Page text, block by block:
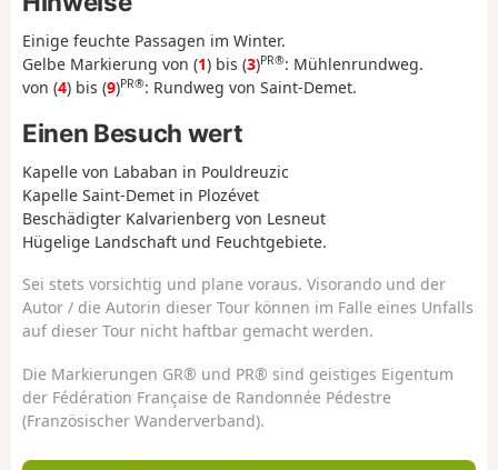
Einige feuchte Passagen im Winter.
Gelbe Markierung von (1) bis (3)PR®: Mühlenrundweg.
von (4) bis (9)PR®: Rundweg von Saint-Demet.
Einen Besuch wert
Kapelle von Lababan in Pouldreuzic
Kapelle Saint-Demet in Plozévet
Beschädigter Kalvarienberg von Lesneut
Hügelige Landschaft und Feuchtgebiete.
Sei stets vorsichtig und plane voraus. Visorando und der
Autor / die Autorin dieser Tour können im Falle eines Unfalls
auf dieser Tour nicht haftbar gemacht werden.
Die Markierungen GR® und PR® sind geistiges Eigentum
der Fédération Française de Randonnée Pédestre
(Französischer Wanderverband).